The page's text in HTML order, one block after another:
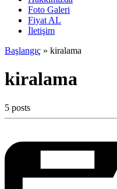
Foto Galeri
Fiyat AL
İletişim
Başlangıç » kiralama
kiralama
5 posts